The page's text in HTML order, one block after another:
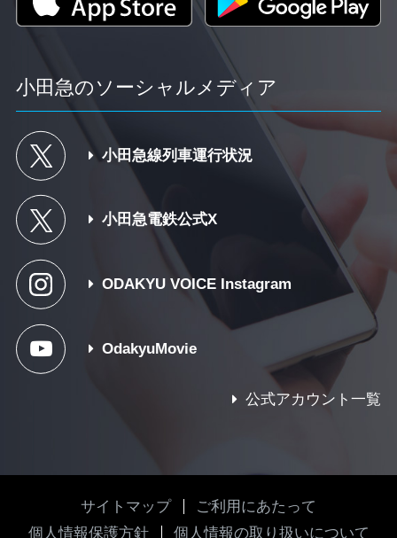
小田急のソーシャルメディア
小田急線列車運行状況
小田急電鉄公式X
ODAKYU VOICE Instagram
OdakyuMovie
公式アカウント一覧
サイトマップ
ご利用にあたって
個人情報保護方針
個人情報の取り扱いについて